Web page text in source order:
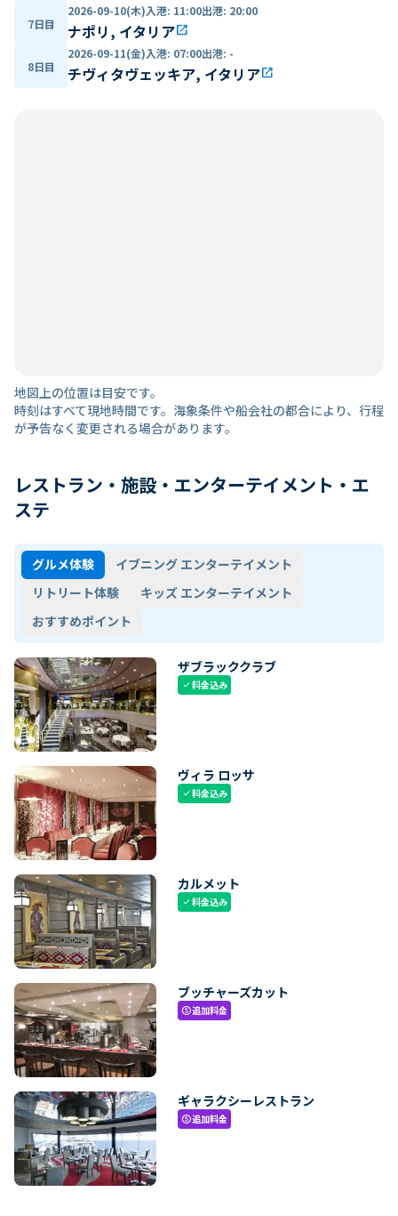
7日目
2026-09-10(木)入港: 11:00出港: 20:00
ナポリ, イタリアopen_in_new
8日目
2026-09-11(金)入港: 07:00出港: -
チヴィタヴェッキア, イタリアopen_in_new
地図上の位置は目安です。
時刻はすべて現地時間です。海象条件や船会社の都合により、行程
が予告なく変更される場合があります。
レストラン・施設・エンターテイメント・エ
ステ
グルメ体験
イブニング エンターテイメント
リトリート体験
キッズ エンターテイメント
おすすめポイント
ザブラッククラブ
check料金込み
ヴィラ ロッサ
check料金込み
カルメット
check料金込み
ブッチャーズカット
paid追加料金
ギャラクシーレストラン
paid追加料金